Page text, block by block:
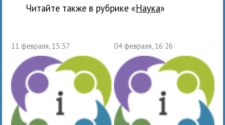
Читайте также в рубрике « наука»
11 февраля, 15:37 04 февраля, 16:26